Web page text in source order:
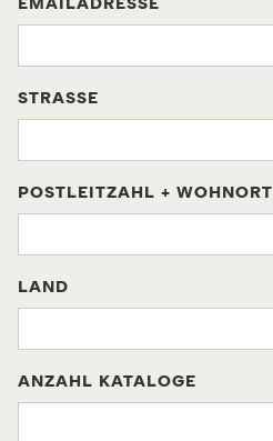
EMAILADRESSE
STRASSE
POSTLEITZAHL + WOHNORT
LAND
ANZAHL KATALOGE